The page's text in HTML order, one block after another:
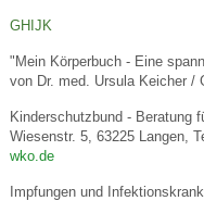
GHIJK
"Mein Körperbuch - Eine
von Dr. med. Ursula Keicher /
Kinderschutzbund - Beratung
Wiesenstr. 5, 63225 Langen,
wko.de
Impfungen und